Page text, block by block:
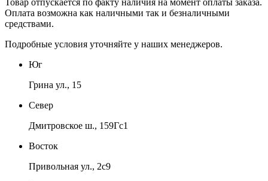
Оплата возможна как наличными так и безналичными
средствами.
Подробные условия уточняйте у наших менеджеров.
Юг
Грина ул., 15
Север
Дмитровское ш., 159Гс1
Восток
Привольная ул., 2с9